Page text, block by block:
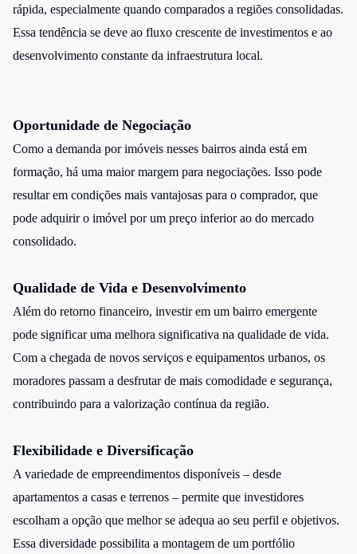
rápida, especialmente quando comparados a regiões consolidadas.
Essa tendência se deve ao fluxo crescente de investimentos e ao
desenvolvimento constante da infraestrutura local.
Oportunidade de Negociação
Como a demanda por imóveis nesses bairros ainda está em
formação, há uma maior margem para negociações. Isso pode
resultar em condições mais vantajosas para o comprador, que
pode adquirir o imóvel por um preço inferior ao do mercado
consolidado.
Qualidade de Vida e Desenvolvimento
Além do retorno financeiro, investir em um bairro emergente
pode significar uma melhora significativa na qualidade de vida.
Com a chegada de novos serviços e equipamentos urbanos, os
moradores passam a desfrutar de mais comodidade e segurança,
contribuindo para a valorização contínua da região.
Flexibilidade e Diversificação
A variedade de empreendimentos disponíveis – desde
apartamentos a casas e terrenos – permite que investidores
escolham a opção que melhor se adequa ao seu perfil e objetivos.
Essa diversidade possibilita a montagem de um portfólio